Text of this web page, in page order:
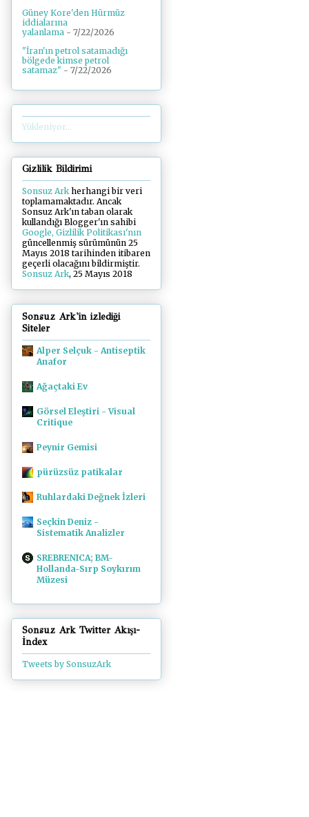
Güney Kore'den Hürmüz
iddialarına
yalanlama - 7/22/2026
"İran'ın petrol satamadığı
bölgede kimse petrol
satamaz" - 7/22/2026
Yükleniyor...
Gizlilik Bildirimi
Sonsuz Arkherhangi bir veri
toplamamaktadır. Ancak
Sonsuz Ark'ın taban olarak
kullandığı Blogger'ın sahibi
Google, Gizlilik Politikası'nın
güncellenmiş sürümünün 25
Mayıs 2018 tarihinden itibaren
geçerli olacağını bildirmiştir.
Sonsuz Ark, 25 Mayıs 2018
Sonsuz Ark'in izlediği
Siteler
Alper Selçuk - Antiseptik
Anafor
Ağaçtaki Ev
Görsel Eleştiri - Visual
Critique
Peynir Gemisi
pürüzsüz patikalar
Ruhlardaki Değnek İzleri
Seçkin Deniz -
Sistematik Analizler
SREBRENICA; BM-
Hollanda-Sırp Soykırım
Müzesi
Sonsuz Ark Twitter Akışı-
İndex
Tweets by SonsuzArk